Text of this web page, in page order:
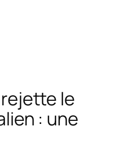
le
: une